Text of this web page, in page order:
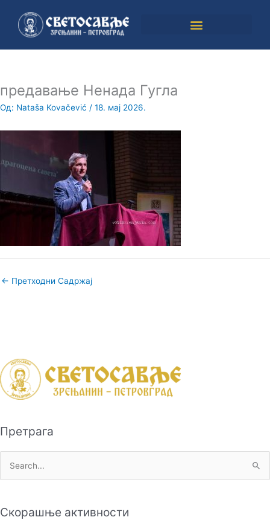
садржај
предавање Ненада Гугла
Од: Nataša Kovačević / 18. мај 2026.
← Претходни Садржај
Претрага
тСкорашње активности